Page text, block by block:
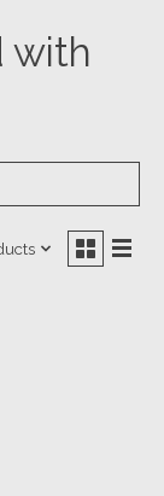
with